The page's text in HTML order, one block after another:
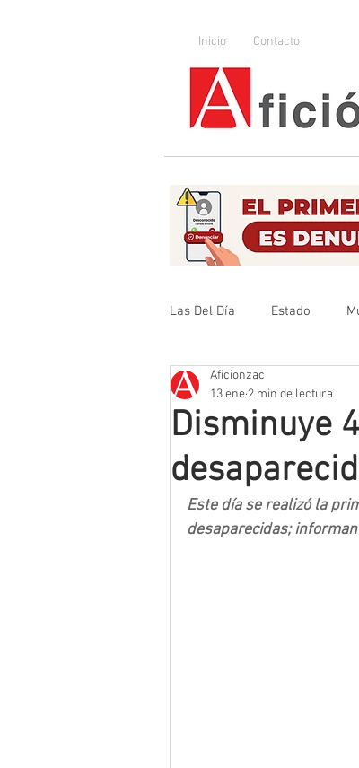
Inicio Contacto
Las Del Día Estado
Que no se olvide
Disminuye
Aficionzac
13 ene 2 min de lectura
Este día se realizó la
desaparecidas;